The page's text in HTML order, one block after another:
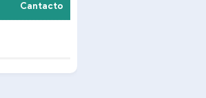
Cantacto